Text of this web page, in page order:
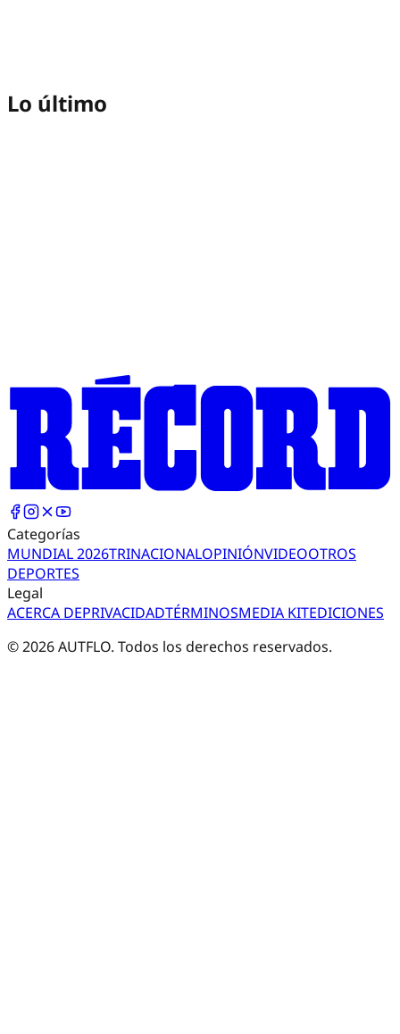
Lo último
Categorías
MUNDIAL 2026TRINACIONALOPINIÓNVIDEOOTROS
DEPORTES
Legal
ACERCA DEPRIVACIDADTÉRMINOSMEDIA KITEDICIONES
©2026AUTFLO. Todos los derechos reservados.